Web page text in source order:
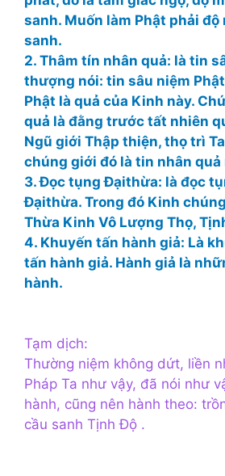
sanh. Muốn làm Phật phải độ
sanh.
2. Thâm tín nhân quả: là tin
thượng nói: tin sâu niệm
Phật là quả của Kinh này.
quả là đằng trước tất nhiên
Ngũ giới Thập thiện, thọ trì
chúng giới đó là tin nhân quả
3. Đọc tụng Đạithừa: là đọc
Đạithừa. Trong đó Kinh
Thừa Kinh Vô Lượng Thọ,
4. Khuyến tấn hành giả: Là
tấn hành giả. Hành giả là
hành.
Tạm dịch:
Thường niệm không dứt, liền
Pháp Ta như vậy, đã nói như
hành, cũng nên hành theo:
cầu sanh Tịnh Độ .